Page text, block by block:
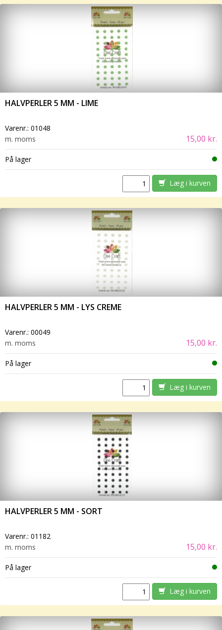
HALVPERLER 5 MM - LIME
Varenr.: 01048
m. moms
15,00 kr.
På lager
Læg i kurven
HALVPERLER 5 MM - LYS CREME
Varenr.: 00049
m. moms
15,00 kr.
På lager
Læg i kurven
HALVPERLER 5 MM - SORT
Varenr.: 01182
m. moms
15,00 kr.
På lager
Læg i kurven